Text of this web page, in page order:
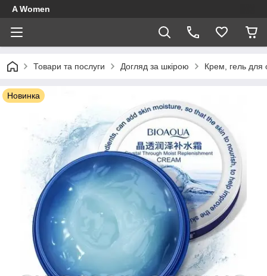
A Women
Товари та послуги Догляд за шкірою Крем, гель для
Новинка